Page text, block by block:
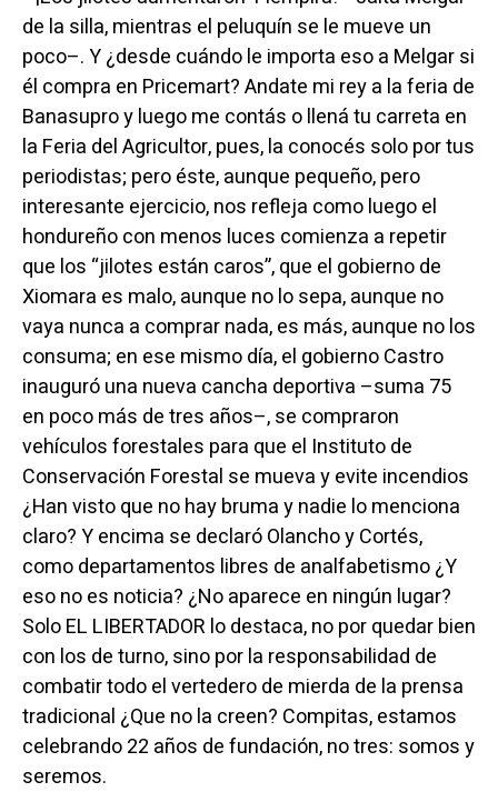
de la silla, mientras el peluquín se le mueve un
poco–. Y ¿desde cuándo le importa eso a Melgar si
él compra en Pricemart? Andate mi rey a la feria de
Banasupro y luego me contás o llená tu carreta en
la Feria del Agricultor, pues, la conocés solo por tus
periodistas; pero éste, aunque pequeño, pero
interesante ejercicio, nos refleja como luego el
hondureño con menos luces comienza a repetir
que los “jilotes están caros”, que el gobierno de
Xiomara es malo, aunque no lo sepa, aunque no
vaya nunca a comprar nada, es más, aunque no los
consuma; en ese mismo día, el gobierno Castro
inauguró una nueva cancha deportiva –suma 75
en poco más de tres años–, se compraron
vehículos forestales para que el Instituto de
Conservación Forestal se mueva y evite incendios
¿Han visto que no hay bruma y nadie lo menciona
claro? Y encima se declaró Olancho y Cortés,
como departamentos libres de analfabetismo ¿Y
eso no es noticia? ¿No aparece en ningún lugar?
Solo EL LIBERTADOR lo destaca, no por quedar bien
con los de turno, sino por la responsabilidad de
combatir todo el vertedero de mierda de la prensa
tradicional ¿Que no la creen? Compitas, estamos
celebrando 22 años de fundación, no tres: somos y
seremos.